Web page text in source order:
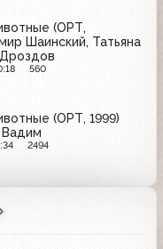
(ОРТ,
Шаинский, Татьяна
560
(ОРТ, 1999)
2494